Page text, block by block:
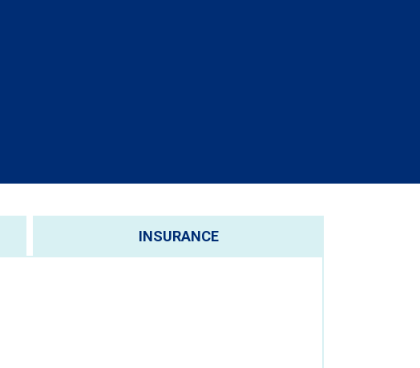
INSURANCE